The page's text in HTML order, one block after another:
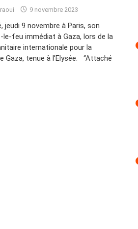
9 novembre 2023
jeudi 9 novembre à Paris, son
le-feu immédiat à Gaza, lors de la
internationale pour la
Gaza, tenue à l’Elysée. “Attaché